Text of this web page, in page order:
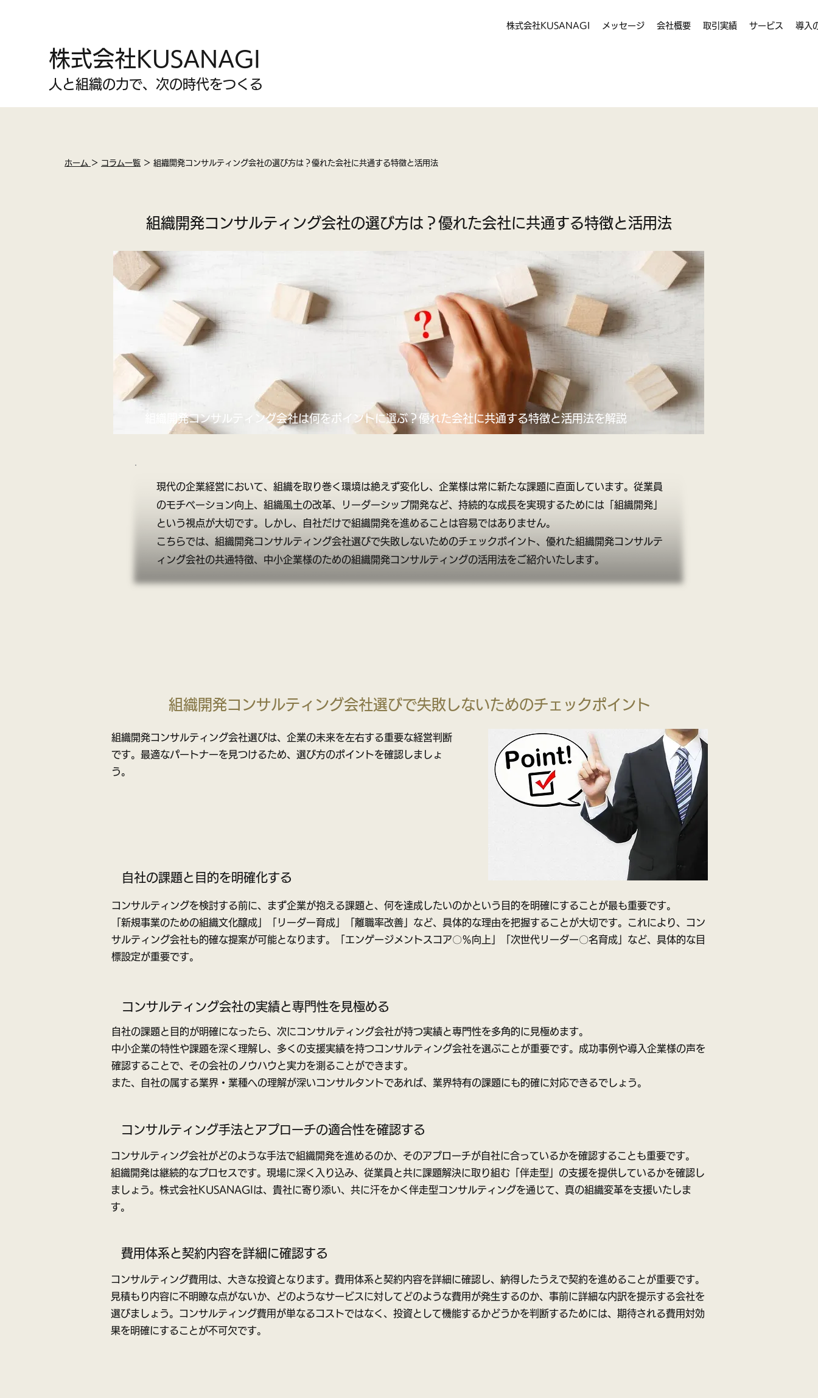
株式会社KUSANAGI メッセージ 会社概要 取引実績 サービス 導入
株式会社KUSANAGI
人と組織の力で、次の時代をつくる
ホーム ＞ コラム一覧 ＞ 組織開発コンサルティング会社の選び方は？優れた会社に共通する特徴と活用法
組織開発コンサルティング会社の選び方は？優れた会社に共通する特徴と活用法
組織開発コンサルティング会社は何をポイントに選ぶ？優れた会社に共通する特徴と活用法を解説
現代の企業経営において、組織を取り巻く環境は絶えず変化し、企業様は常に新たな課題に直面しています。従業員
のモチベーション向上、組織風土の改革、リーダーシップ開発など、持続的な成長を実現するためには「組織開発」
という視点が大切です。しかし、自社だけで組織開発を進めることは容易ではありません。
こちらでは、組織開発コンサルティング会社選びで失敗しないためのチェックポイント、優れた組織開発コンサルテ
ィング会社の共通特徴、中小企業様のための組織開発コンサルティングの活用法をご紹介いたします。
組織開発コンサルティング会社選びで失敗しないためのチェックポイント
組織開発コンサルティング会社選びは、企業の未来を左右する重要な経営判断
です。最適なパートナーを見つけるため、選び方のポイントを確認しましょ
う。
自社の課題と目的を明確化する
コンサルティングを検討する前に、まず企業が抱える課題と、何を達成したいのかという目的を明確にすることが最も重要です。
「新規事業のための組織文化醸成」「リーダー育成」「離職率改善」など、具体的な理由を把握することが大切です。これにより、コン
サルティング会社も的確な提案が可能となります。「エンゲージメントスコア〇％向上」「次世代リーダー〇名育成」など、具体的な目
標設定が重要です。
コンサルティング会社の実績と専門性を見極める
自社の課題と目的が明確になったら、次にコンサルティング会社が持つ実績と専門性を多角的に見極めます。
中小企業の特性や課題を深く理解し、多くの支援実績を持つコンサルティング会社を選ぶことが重要です。成功事例や導入企業様の声を
確認することで、その会社のノウハウと実力を測ることができます。
また、自社の属する業界・業種への理解が深いコンサルタントであれば、業界特有の課題にも的確に対応できるでしょう。
コンサルティング手法とアプローチの適合性を確認する
コンサルティング会社がどのような手法で組織開発を進めるのか、そのアプローチが自社に合っているかを確認することも重要です。
組織開発は継続的なプロセスです。現場に深く入り込み、従業員と共に課題解決に取り組む「伴走型」の支援を提供しているかを確認し
ましょう。株式会社KUSANAGIは、貴社に寄り添い、共に汗をかく伴走型コンサルティングを通じて、真の組織変革を支援いたしま
す。
費用体系と契約内容を詳細に確認する
コンサルティング費用は、大きな投資となります。費用体系と契約内容を詳細に確認し、納得したうえで契約を進めることが重要です。
見積もり内容に不明瞭な点がないか、どのようなサービスに対してどのような費用が発生するのか、事前に詳細な内訳を提示する会社を
選びましょう。コンサルティング費用が単なるコストではなく、投資として機能するかどうかを判断するためには、期待される費用対効
果を明確にすることが不可欠です。